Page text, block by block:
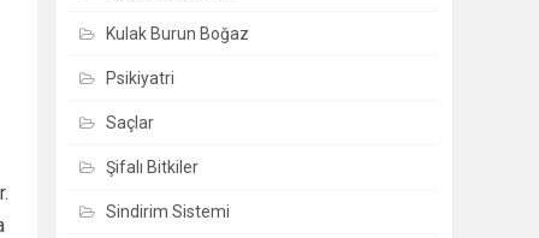
Kulak Burun Boğaz
Psikiyatri
Saçlar
Şifalı Bitkiler
Sindirim Sistemi